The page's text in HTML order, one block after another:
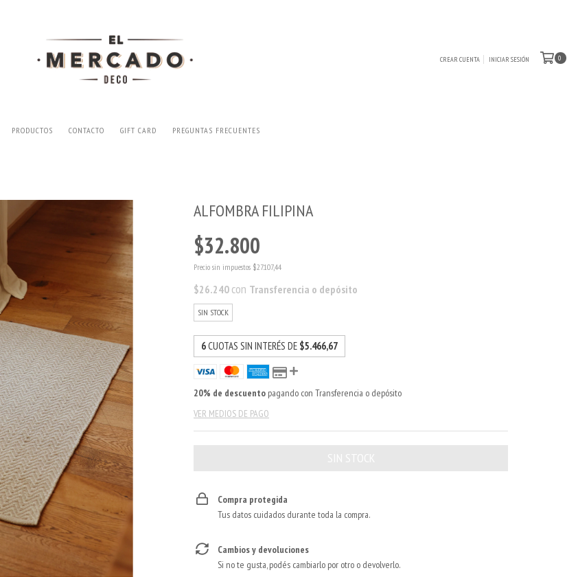
CREAR CUENTA INICIAR SESIÓN 0
PRODUCTOS CONTACTO GIFT CARD PREGUNTAS FRECUENTES
ALFOMBRA FILIPINA
$32.800
Precio sin impuestos $27.107,44
$26.240 con Transferencia o depósito
SIN STOCK
6CUOTAS SIN INTERÉS DE $5.466,67
20% de descuento pagando con Transferencia o depósito
VER MEDIOS DE PAGO
Compra protegida
Tus datos cuidados durante toda la compra.
Cambios y devoluciones
Si no te gusta, podés cambiarlo por otro o devolverlo.